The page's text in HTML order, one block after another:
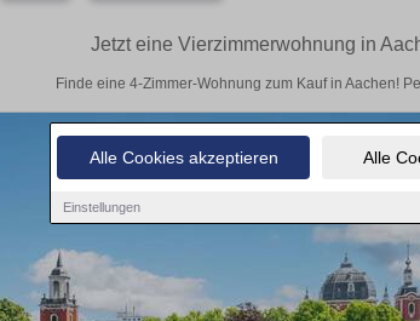
Alle Cookies akzeptieren Alle
Einstellungen
Jetzt eine Vierzimmerwohnung in
Finde eine 4-Zimmer-Wohnung zum Kauf in Aachen!